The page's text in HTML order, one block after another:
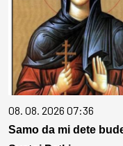
08. 08. 2026 07:36
Samo da mi dete